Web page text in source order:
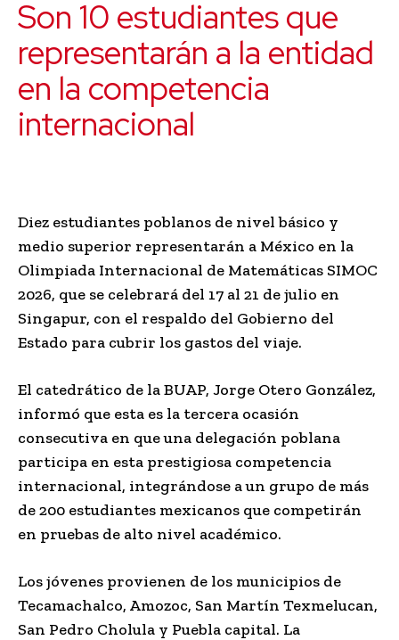
Son 10 estudiantes que
representarán a la entidad
en la competencia
internacional
Diez estudiantes poblanos de nivel básico y
medio superior representarán a México en la
Olimpiada Internacional de Matemáticas SIMOC
2026, que se celebrará del 17 al 21 de julio en
Singapur, con el respaldo del Gobierno del
Estado para cubrir los gastos del viaje.
El catedrático de la BUAP, Jorge Otero González,
informó que esta es la tercera ocasión
consecutiva en que una delegación poblana
participa en esta prestigiosa competencia
internacional, integrándose a un grupo de más
de 200 estudiantes mexicanos que competirán
en pruebas de alto nivel académico.
Los jóvenes provienen de los municipios de
Tecamachalco, Amozoc, San Martín Texmelucan,
San Pedro Cholula y Puebla capital. La